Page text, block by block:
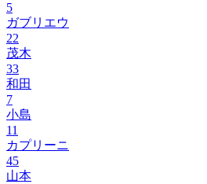
5
ガブリエウ
22
茂木
33
和田
7
小島
11
カプリーニ
45
山本